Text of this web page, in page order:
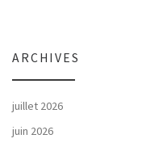
ARCHIVES
juillet 2026
juin 2026